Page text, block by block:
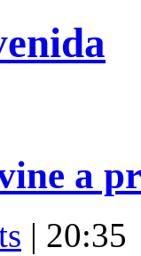
a
| 20:35